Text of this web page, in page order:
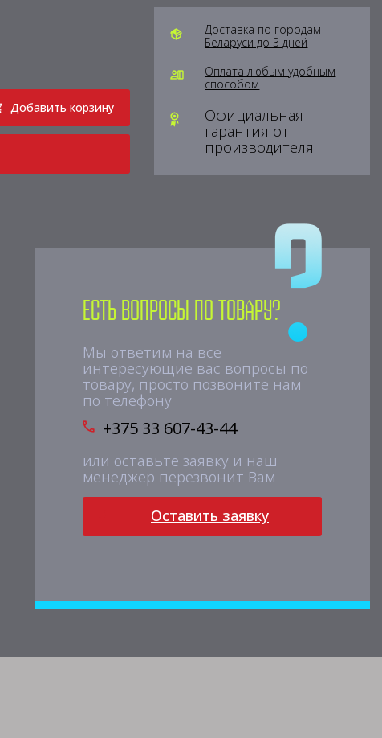
Добавить корзину
Доставка по городам
Беларуси до 3 дней
Оплата любым удобным
способом
Официальная
гарантия от
производителя
Есть вопросы по товару?
Мы ответим на все
интересующие вас вопросы по
товару, просто позвоните нам
по телефону
+375 33 607-43-44
или оставьте заявку и наш
менеджер перезвонит Вам
Оставить заявку